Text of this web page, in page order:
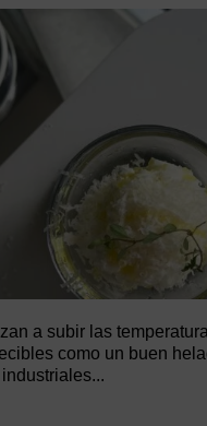
a subir las
como un buen